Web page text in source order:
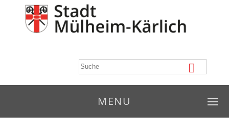
MENU